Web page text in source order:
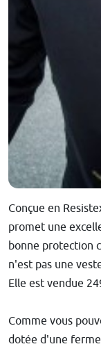
Conçue en
promet une
bonne protection
n'est pas une
Elle est vendue
Comme vous
dotée d'une